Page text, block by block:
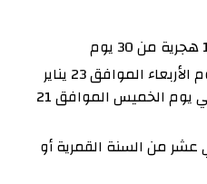
يبدأ شهر ذو الحجة 1491 يوم الأربعاء الموافق 23 يناير
لعام 2069 ميلادي ، وينتهي يوم الخميس الموافق 21
من السنة القمرية أو